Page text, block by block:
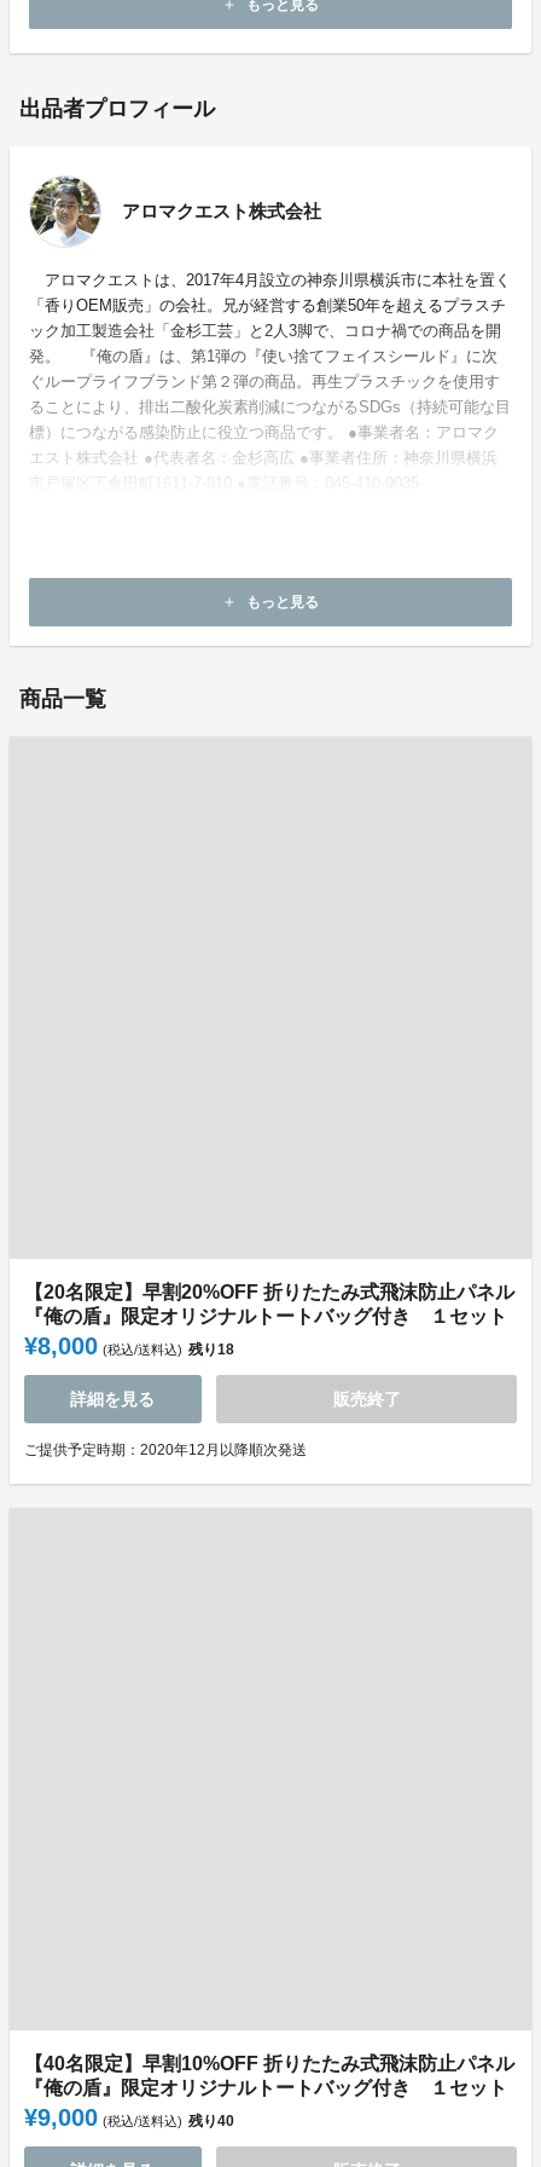
add もっと見る
出品者プロフィール
アロマクエスト株式会社
アロマクエストは、2017年4月設立の神奈川県横浜市に本社を置く
「香りOEM販売」の会社。兄が経営する創業50年を超えるプラスチ
ック加工製造会社「金杉工芸」と2人3脚で、コロナ禍での商品を開
発。 『俺の盾』は、第1弾の『使い捨てフェイスシールド』に次
ぐループライフブランド第２弾の商品。再生プラスチックを使用す
ることにより、排出二酸化炭素削減につながるSDGs（持続可能な目
標）につながる感染防止に役立つ商品です。 ●事業者名：アロマク
エスト株式会社 ●代表者名：金杉高広 ●事業者住所：神奈川県横浜
市戸塚区下倉田町1611-7-910 ●電話番号：045-410-9035
add もっと見る
商品一覧
【20名限定】早割20%OFF 折りたたみ式飛沫防止パネル
『俺の盾』限定オリジナルトートバッグ付き １セット
¥8,000 (税込/送料込) 残り18
詳細を見る 販売終了
ご提供予定時期：2020年12月以降順次発送
【40名限定】早割10%OFF 折りたたみ式飛沫防止パネル
『俺の盾』限定オリジナルトートバッグ付き １セット
¥9,000 (税込/送料込) 残り40